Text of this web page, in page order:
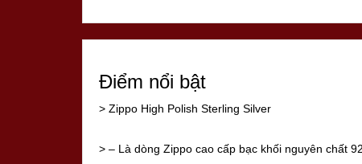
Điểm nổi bật
> Zippo High Polish Sterling Silver
> – Là dòng Zippo cao cấp bạc khối nguyên chất